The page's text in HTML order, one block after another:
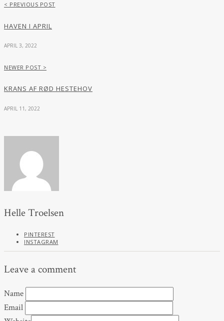
< PREVIOUS POST
HAVEN I APRIL
APRIL 3, 2022
NEWER POST >
KRANS AF RØD HESTEHOV
APRIL 11, 2022
Helle Troelsen
PINTEREST
INSTAGRAM
Leave a comment
Name
Email